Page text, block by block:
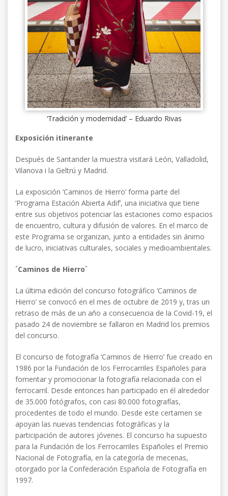
‘Tradición y modernidad’ – Eduardo Rivas
Exposición itinerante
Después de Santander la muestra visitará León, Valladolid,
Vilanova i la Geltrú y Madrid.
La exposición ‘Caminos de Hierro’ forma parte del
‘Programa Estación Abierta Adif’, una iniciativa que tiene
entre sus objetivos potenciar las estaciones como espacios
de encuentro, cultura y difusión de valores. En el marco de
este Programa se organizan, junto a entidades sin ánimo
de lucro, iniciativas culturales, sociales y medioambientales.
´Caminos de Hierro´
La última edición del concurso fotográfico ‘Caminos de
Hierro’ se convocó en el mes de octubre de 2019 y, tras un
retraso de más de un año a consecuencia de la Covid-19, el
pasado 24 de noviembre se fallaron en Madrid los premios
del concurso.
El concurso de fotografía ‘Caminos de Hierro’ fue creado en
1986 por la Fundación de los Ferrocarriles Españoles para
fomentar y promocionar la fotografía relacionada con el
ferrocarril. Desde entonces han participado en él alrededor
de 35.000 fotógrafos, con casi 80.000 fotografías,
procedentes de todo el mundo. Desde este certamen se
apoyan las nuevas tendencias fotográficas y la
participación de autores jóvenes. El concurso ha supuesto
para la Fundación de los Ferrocarriles Españoles el Premio
Nacional de Fotografía, en la categoría de mecenas,
otorgado por la Confederación Española de Fotografía en
1997.